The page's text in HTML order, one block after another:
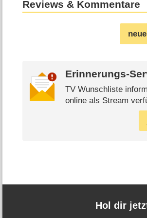
Reviews & Kommentare
Erinnerungs-
TV Wunschliste
online als Stream
Hol dir